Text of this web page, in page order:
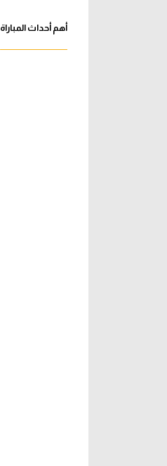
أهم أحداث المباراة